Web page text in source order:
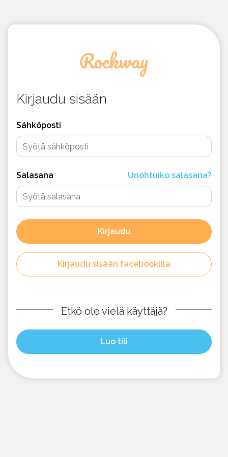
Kirjaudu sisään
Sähköposti
Salasana Unohtuiko salasana?
Kirjaudu
Kirjaudu sisään facebookilla
Etkö ole vielä käyttäjä?
Luo tili